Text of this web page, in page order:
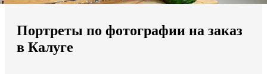
Мы доставляем по всему миру
Продолжить без города
Портреты по фотографии на заказ
в Калуге